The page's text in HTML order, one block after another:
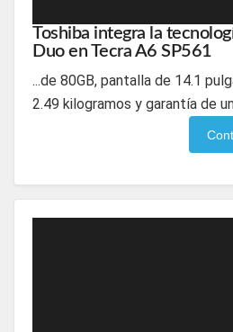
Toshiba integra la
Duo en Tecra A6 SP561
...de 80GB, pantalla de 14.1
2.49 kilogramos y garantía de